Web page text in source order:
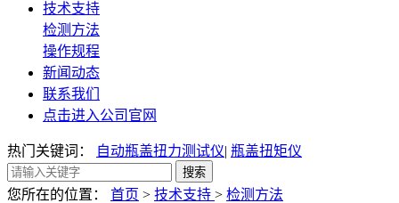
技术支持
检测方法
操作规程
新闻动态
联系我们
点击进入公司官网
热门关键词： 自动瓶盖扭力测试仪| 瓶盖扭矩仪
您所在的位置： 首页 > 技术支持 > 检测方法